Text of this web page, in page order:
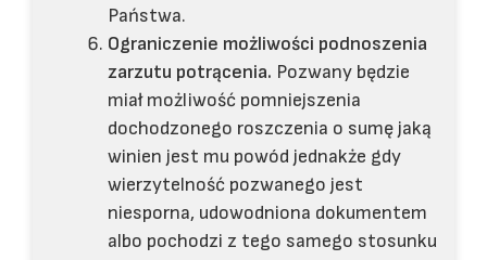
Państwa.
Ograniczenie możliwości podnoszenia
zarzutu potrącenia. Pozwany będzie
miał możliwość pomniejszenia
dochodzonego roszczenia o sumę jaką
winien jest mu powód jednakże gdy
wierzytelność pozwanego jest
niesporna, udowodniona dokumentem
albo pochodzi z tego samego stosunku